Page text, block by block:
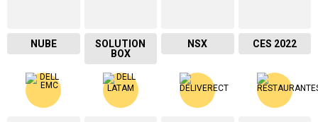
NUBE
SOLUTION
BOX
NSX CES 2022